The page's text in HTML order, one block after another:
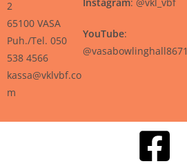
2
65100 VASA
Puh./Tel. 050
538 4566
kassa@vklvbf.co
m
YouTube:
@vasabowlinghall8671